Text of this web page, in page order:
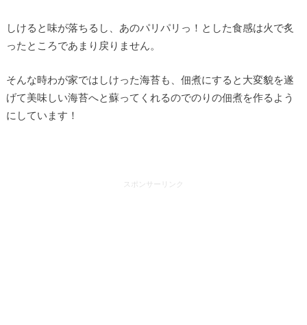
しけると味が落ちるし、あのパリパリっ！とした食感は火で炙
ったところであまり戻りません。
そんな時わが家ではしけった海苔も、佃煮にすると大変貌を遂
げて美味しい海苔へと蘇ってくれるのでのりの佃煮を作るよう
にしています！
スポンサーリンク